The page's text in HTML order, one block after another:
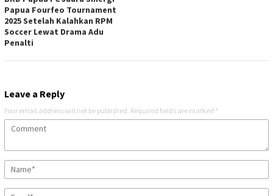
Papua Fourfeo Tournament
2025 Setelah Kalahkan RPM
Soccer Lewat Drama Adu
Penalti
Leave a Reply
Your email address will not be published. Required fields are marked *